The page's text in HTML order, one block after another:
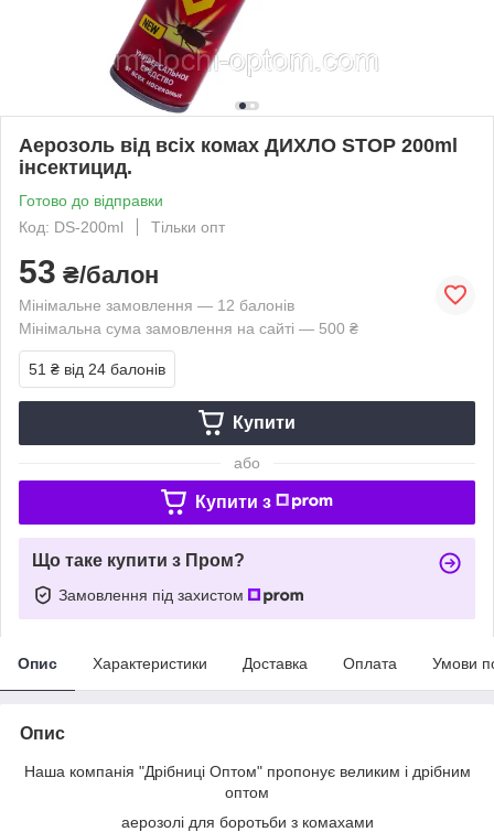
Аерозоль від всіх комах ДИХЛО STOP 200ml
інсектицид.
Готово до відправки
Код: DS-200ml
Тільки опт
53 ₴/балон
Мінімальне замовлення — 12 балонів
Мінімальна сума замовлення на сайті — 500 ₴
51 ₴ від 24 балонів
Купити
або
Купити з
Що таке купити з Пром?
Замовлення під захистом
Опис Характеристики Доставка Оплата Умови
Опис
Наша компанія "Дрібниці Оптом" пропонує великим і дрібним
оптом
аерозолі для боротьби з комахами